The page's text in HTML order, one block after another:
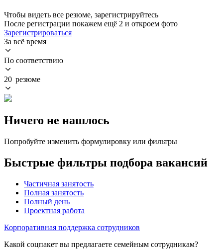
Чтобы видеть все резюме, зарегистрируйтесь
После регистрации покажем ещё 2 и откроем фото
Зарегистрироваться
За всё время
По соответствию
20 резюме
Ничего не нашлось
Попробуйте изменить формулировку или фильтры
Быстрые фильтры подбора вакансий
Частичная занятость
Полная занятость
Полный день
Проектная работа
Корпоративная поддержка сотрудников
Какой соцпакет вы предлагаете семейным сотрудникам?